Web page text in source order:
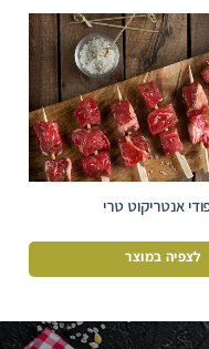
אנטריקוט טרי
לצפיה במוצר